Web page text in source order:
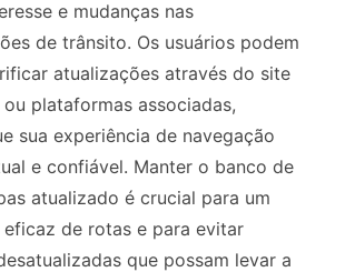
e mudanças nas
de trânsito. Os usuários podem
atualizações através do site
plataformas associadas,
sua experiência de navegação
e confiável. Manter o banco de
atualizado é crucial para um
eficaz de rotas e para evitar
que possam levar a